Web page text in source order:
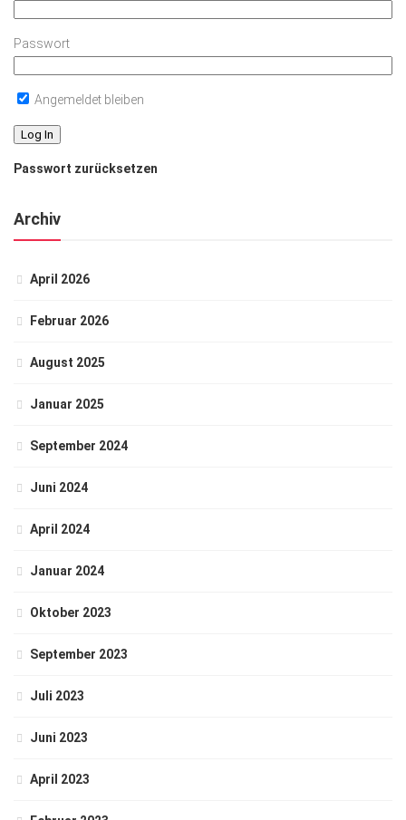
Passwort
Angemeldet bleiben
Passwort zurücksetzen
Archiv
April 2026
Februar 2026
August 2025
Januar 2025
September 2024
Juni 2024
April 2024
Januar 2024
Oktober 2023
September 2023
Juli 2023
Juni 2023
April 2023